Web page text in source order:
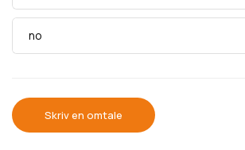
no
Skriv en omtale